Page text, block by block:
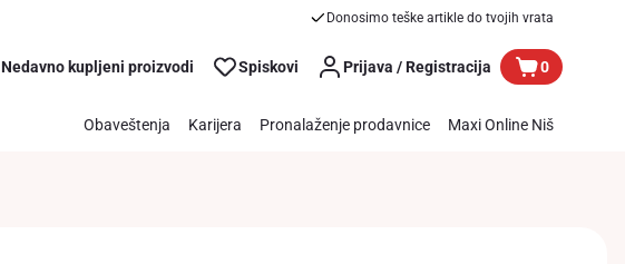
Donosimo teške artikle do tvojih vrata
Nedavno kupljeni proizvodi Spiskovi Prijava / Registracija 0
Obaveštenja Karijera Pronalaženje prodavnice Maxi Online Niš